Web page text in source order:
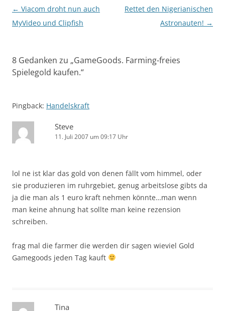
Beitragsnavigation
← Viacom droht nun auch
MyVideo und Clipfish
Rettet den Nigerianischen
Astronauten! →
8 Gedanken zu „GameGoods. Farming-freies
Spielegold kaufen.“
Pingback: Handelskraft
Steve
11. Juli 2007 um 09:17 Uhr
lol ne ist klar das gold von denen fällt vom himmel, oder
sie produzieren im ruhrgebiet, genug arbeitslose gibts da
ja die man als 1 euro kraft nehmen könnte…man wenn
man keine ahnung hat sollte man keine rezension
schreiben.
frag mal die farmer die werden dir sagen wieviel Gold
Gamegoods jeden Tag kauft
Tina